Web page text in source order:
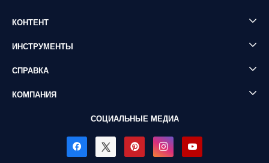
КОНТЕНТ
ИНСТРУМЕНТЫ
СПРАВКА
КОМПАНИЯ
СОЦИАЛЬНЫЕ МЕДИА